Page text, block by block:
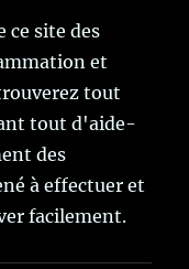
ce site des
et
tout
tout d'aide-
des
à effectuer et
facilement.